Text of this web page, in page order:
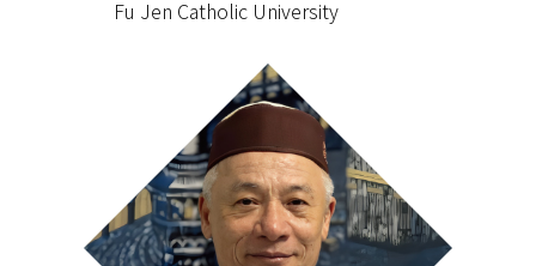
Fu Jen Catholic University